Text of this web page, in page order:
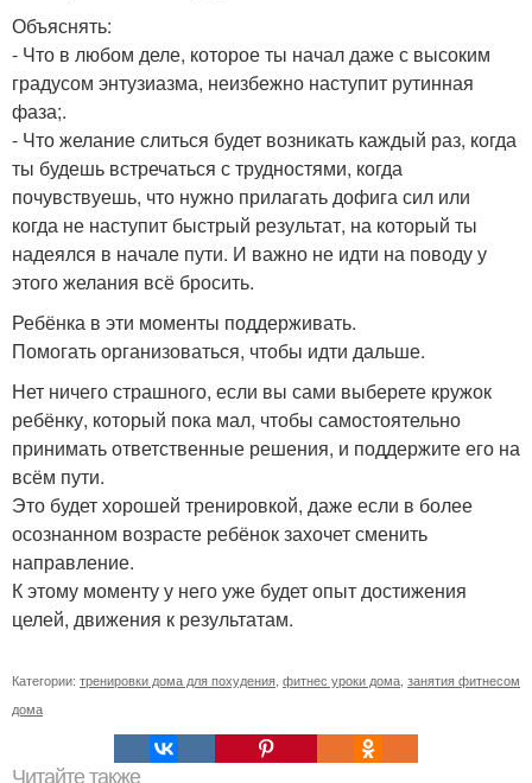
Объяснять:
- Что в любом деле, которое ты начал даже с высоким
градусом энтузиазма, неизбежно наступит рутинная
фаза;.
- Что желание слиться будет возникать каждый раз, когда
ты будешь встречаться с трудностями, когда
почувствуешь, что нужно прилагать дофига сил или
когда не наступит быстрый результат, на который ты
надеялся в начале пути. И важно не идти на поводу у
этого желания всё бросить.
Ребёнка в эти моменты поддерживать.
Помогать организоваться, чтобы идти дальше.
Нет ничего страшного, если вы сами выберете кружок
ребёнку, который пока мал, чтобы самостоятельно
принимать ответственные решения, и поддержите его на
всём пути.
Это будет хорошей тренировкой, даже если в более
осознанном возрасте ребёнок захочет сменить
направление.
К этому моменту у него уже будет опыт достижения
целей, движения к результатам.
Категории: тренировки дома для похудения фитнес уроки дома занятия фитнесом
дома
Читайте также